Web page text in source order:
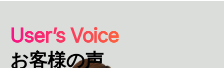
User’s Voice
お客様の声